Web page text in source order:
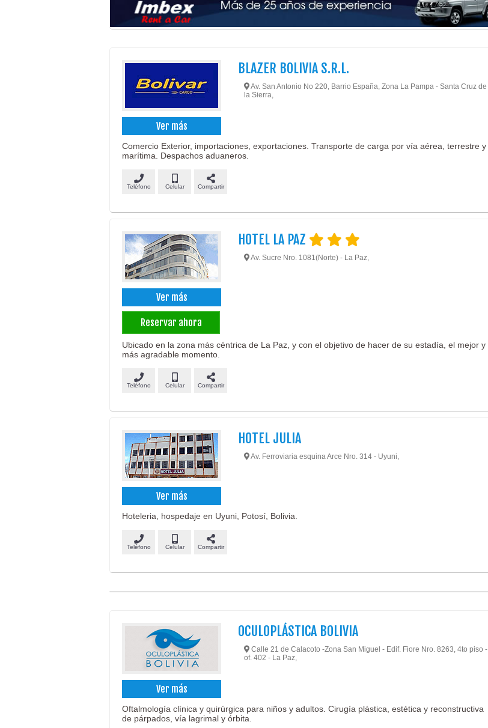
Ver más
BLAZER BOLIVIA S.R.L.
Av. San Antonio No 220, Barrio España, Zona La Pampa - Santa Cruz de
la Sierra,
Comercio Exterior, importaciones, exportaciones. Transporte de carga por vía aérea, terrestre y
marítima. Despachos aduaneros.
Teléfono Celular Compartir
Ver más
Reservar ahora
HOTEL LA PAZ
Av. Sucre Nro. 1081(Norte) - La Paz,
Ubicado en la zona más céntrica de La Paz, y con el objetivo de hacer de su estadía, el mejor y
más agradable momento.
Teléfono Celular Compartir
Ver más
HOTEL JULIA
Av. Ferroviaria esquina Arce Nro. 314 - Uyuni,
Hoteleria, hospedaje en Uyuni, Potosí, Bolivia.
Teléfono Celular Compartir
Ver más
OCULOPLÁSTICA BOLIVIA
Calle 21 de Calacoto -Zona San Miguel - Edif. Fiore Nro. 8263, 4to piso -
of. 402 - La Paz,
Oftalmología clínica y quirúrgica para niños y adultos. Cirugía plástica, estética y reconstructiva
de párpados, vía lagrimal y órbita.